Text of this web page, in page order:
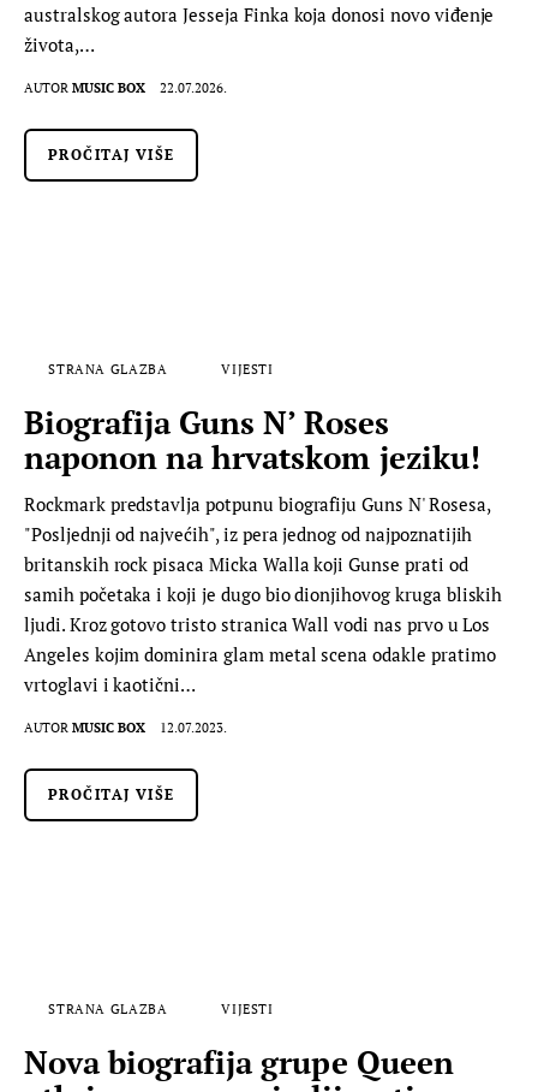
australskog autora Jesseja Finka koja donosi novo viđenje
života,…
AUTOR MUSIC BOX 22.07.2026.
PROČITAJ VIŠE
STRANA GLAZBA VIJESTI
Biografija Guns N’ Roses
naponon na hrvatskom jeziku!
Rockmark predstavlja potpunu biografiju Guns N' Rosesa,
"Posljednji od najvećih", iz pera jednog od najpoznatijih
britanskih rock pisaca Micka Walla koji Gunse prati od
samih početaka i koji je dugo bio dionjihovog kruga bliskih
ljudi. Kroz gotovo tristo stranica Wall vodi nas prvo u Los
Angeles kojim dominira glam metal scena odakle pratimo
vrtoglavi i kaotični…
AUTOR MUSIC BOX 12.07.2023.
PROČITAJ VIŠE
STRANA GLAZBA VIJESTI
Nova biografija grupe Queen